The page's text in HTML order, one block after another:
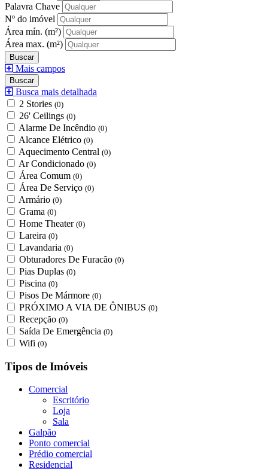
Palavra Chave
Nº do imóvel
Área mín. (m²)
Área max. (m²)
Mais campos
Busca mais detalhada
2 Stories (0)
26' Ceilings (0)
Alarme De Incêndio (0)
Alcance Elétrico (0)
Aquecimento Central (0)
Ar Condicionado (0)
Área Comum (0)
Área De Serviço (0)
Armário (0)
Grama (0)
Home Theater (0)
Lareira (0)
Lavandaria (0)
Obturadores De Furacão (0)
Pias Duplas (0)
Piscina (0)
Pisos De Mármore (0)
PRÓXIMO A VIA DE ÔNIBUS (0)
Recepção (0)
Saída De Emergência (0)
Wifi (0)
Tipos de Imóveis
Comercial
Escritório
Loja
Sala
Galpão
Ponto comercial
Prédio comercial
Residencial